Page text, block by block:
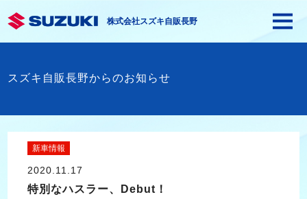
株式会社スズキ自販長野
スズキ自販長野からのお知らせ
新車情報
2020.11.17
特別なハスラー、Debut！